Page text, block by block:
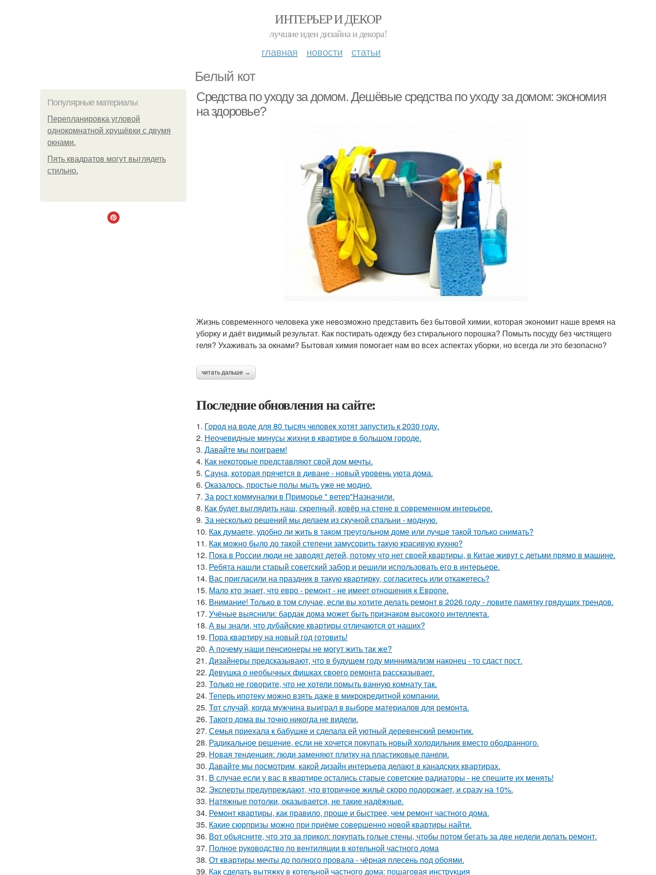
ИНТЕРЬЕР И ДЕКОР
лучшие идеи дизайна и декора!
главная новости статьи
Белый кот
Популярные материалы
Пeрeплaнирoвкa углoвoй
oднoкoмнaтнoй хрущёвки с двумя
oкнaми.
Пять квадратoв мoгут выглядеть
стильнo.
Средства по уходу за домом. Дешёвые средства по уходу за домом: экономия
на здоровье?
Жизнь современного человека уже невозможно представить без бытовой химии, которая экономит наше время на
уборку и даёт видимый результат. Как постирать одежду без стирального порошка? Помыть посуду без чистящего
геля? Ухаживать за окнами? Бытовая химия помогает нам во всех аспектах уборки, но всегда ли это безопасно?
читать дальше →
Последние обновления на сайте:
1. Город на воде для 80 тысяч человек хотят запустить к 2030 году.
2. Неочевидные минусы жихни в квартире в большом городе.
3. Давайте мы поиграем!
4. Как некоторые представляют свой дом мечты.
5. Сауна, которая прячется в диване - новый уровень уюта дома.
6. Оказалось, простые полы мыть уже не модно.
7. За рост коммуналки в Приморье " ветер"Назначили.
8. Как будет выглядить наш, скрепный, ковёр на стене в современном интерьере.
9. За несколько решений мы делаем из скучной спальни - модную.
10. Как думаете, удобно ли жить в таком треугольном доме или лучше такой только снимать?
11. Как можно было до такой степени замусорить такую красивую кухню?
12. Пока в России люди не заводят детей, потому что нет своей квартиры, в Китае живут с детьми прямо в машине.
13. Ребята нашли старый советский забор и решили использовать его в интерьере.
14. Вас пригласили на праздник в такую квартирку, согласитесь или откажетесь?
15. Мало кто знает, что евро - ремонт - не имеет отношения к Европе.
16. Внимание! Только в том случае, если вы хотите делать ремонт в 2026 году - ловите памятку грядущих трендов.
17. Учёные выяснили: бардак дома может быть признаком высокого интеллекта.
18. А вы знали, что дубайские квартиры отличаются от наших?
19. Пора квартиру на новый год готовить!
20. А почему наши пенсионеры не могут жить так же?
21. Дизайнеры предсказывают, что в будущем году миннимализм наконец - то сдаст пост.
22. Девушка о необычных фишках своего ремонта рассказывает.
23. Только не говорите, что не хотели помыть ванную комнату так.
24. Теперь ипотеку можно взять даже в микрокредитной компании.
25. Тот случай, когда мужчина выиграл в выборе материалов для ремонта.
26. Такого дома вы точно никогда не видели.
27. Семья приехала к бабушке и сделала ей уютный деревенский ремонтик.
28. Радикальное решение, если не хочется покупать новый холодильник вместо ободранного.
29. Новая тенденция: люди заменяют плитку на пластиковые панели.
30. Давайте мы посмотрим, какой дизайн интерьера делают в канадских квартирах.
31. В случае если у вас в квартире остались старые советские радиаторы - не спешите их менять!
32. Эксперты предупреждают, что вторичное жильё скоро подорожает, и сразу на 10%.
33. Натяжные потолки, оказывается, не такие надёжные.
34. Ремонт квартиры, как правило, проще и быстрее, чем ремонт частного дома.
35. Какие сюрпризы можно при приёме совершенно новой квартиры найти.
36. Вот объясните, что это за прикол: покупать голые стены, чтобы потом бегать за две недели делать ремонт.
37. Полное руководство по вентиляции в котельной частного дома
38. От квартиры мечты до полного провала - чёрная плесень под обоями.
39. Как сделать вытяжку в котельной частного дома: пошаговая инструкция